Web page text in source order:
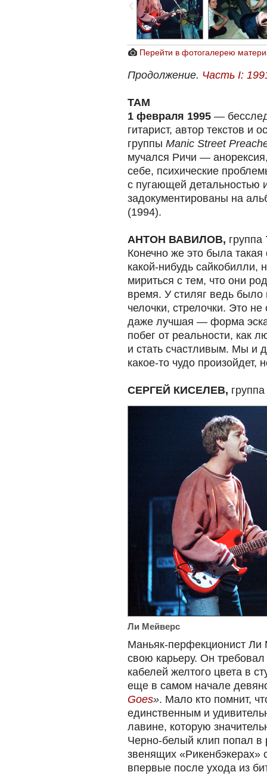
Перейти в фотогалерею
Продолжение. Часть I:
ТАМ
1 февраля 1995 —
гитарист, автор текстов и
группы Manic Street
мучался Ричи —
себе, психические
с пугающей детальностью
задокументированы на
(1994).
АНТОН ВАВИЛОВ, группа
Конечно же это была
какой-нибудь
мириться с тем, что они
время. У стиляг ведь
челочки, стрелочки. Это
даже лучшая — форма
побег от реальности, как
и стать счастливым. Мы и
какое-то чудо произойдет,
СЕРГЕЙ КИСЕЛЕВ, группа
Ли Мейверс
Маньяк-перфекционист Ли
свою карьеру. Он
кабелей желтого цвета в
еще в самом начале
Goes». Мало кто помнит,
единственным и
лавине, которую
Черно-белый клип попал
звенящих
впервые после ухода из